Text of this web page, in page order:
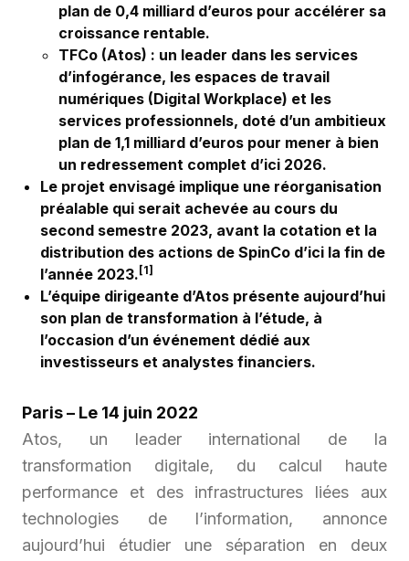
plan de 0,4 milliard d’euros pour accélérer sa
croissance rentable.
TFCo (Atos) : un leader dans les services
d’infogérance, les espaces de travail
numériques (Digital Workplace) et les
services professionnels, doté d’un ambitieux
plan de 1,1 milliard d’euros pour mener à bien
un redressement complet d’ici 2026.
Le projet envisagé implique une réorganisation
préalable qui serait achevée au cours du
second semestre 2023, avant la cotation et la
distribution des actions de SpinCo d’ici la fin de
l’année 2023. [1]
L’équipe dirigeante d’Atos présente aujourd’hui
son plan de transformation à l’étude, à
l’occasion d’un événement dédié aux
investisseurs et analystes financiers.
Paris – Le 14 juin 2022
Atos, un leader international de la
transformation digitale, du calcul haute
performance et des infrastructures liées aux
technologies de l’information, annonce
aujourd’hui étudier une séparation en deux